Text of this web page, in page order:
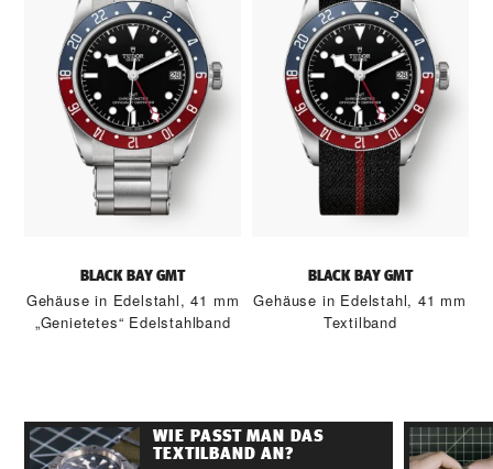
BLACK BAY GMT
Gehäuse in Edelstahl, 41 mm
„Genietetes“ Edelstahlband
BLACK BAY GMT
Gehäuse in Edelstahl, 41 mm
Textilband
WIE PASST MAN DAS
TEXTILBAND AN?